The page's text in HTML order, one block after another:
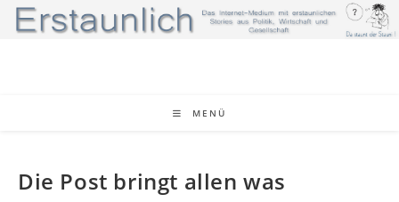
MENÜ
Die Post bringt allen was